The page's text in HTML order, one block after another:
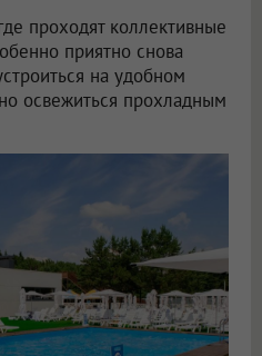
проходят коллективные
приятно снова
на удобном
освежиться прохладным